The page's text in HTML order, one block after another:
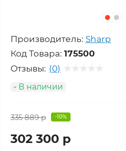
Производитель: Sharp
Код Товара: 175500
Отзывы: (0)
В наличии
335 889 р -10%
302 300 р